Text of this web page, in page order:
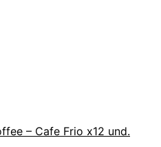
– Cafe Frio x12 und.